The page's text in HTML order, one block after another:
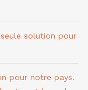
solution pour
pour notre pays.